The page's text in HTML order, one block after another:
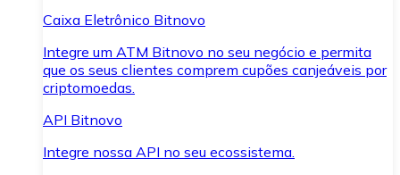
Caixa Eletrônico Bitnovo
Integre um ATM Bitnovo no seu negócio e permita
que os seus clientes comprem cupões canjeáveis por
criptomoedas.
API Bitnovo
Integre nossa API no seu ecossistema.